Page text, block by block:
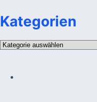
Kategorien
Kategorien